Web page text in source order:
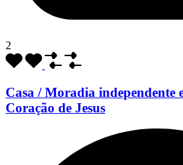
2
Casa / Moradia independente
Coração de Jesus